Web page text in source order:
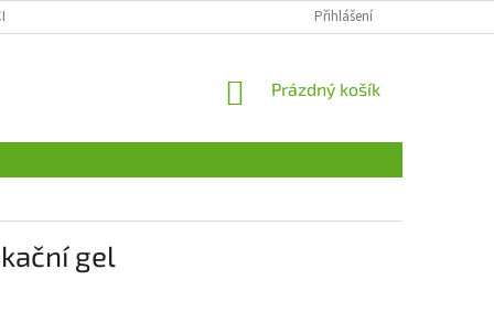
ÚDAJŮ ODSTOUPENÍ OD SMLOUVY, REKLAMACEPřihlášení
NÁKUPNÍ
Prázdný košík
gel